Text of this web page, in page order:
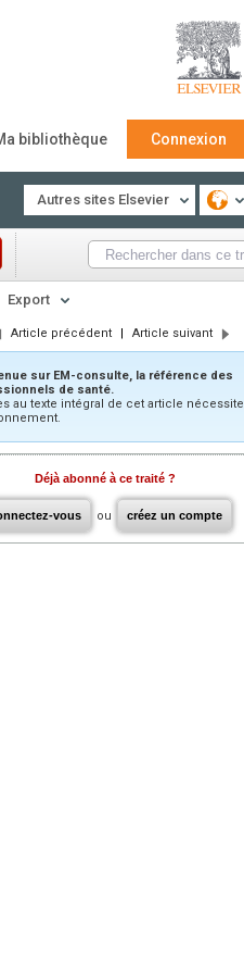
bibliothèque Connexion
Autres sites Elsevier
Export
Article précédent | Article suivant
sur EM-consulte, la référence des
de santé.
au texte intégral de cet article nécessite
Déjà abonné à ce traité ?
vous ou créez un compte